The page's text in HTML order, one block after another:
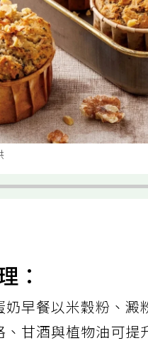
：
奶早餐以米穀粉、澱
、甘酒與植物油可提